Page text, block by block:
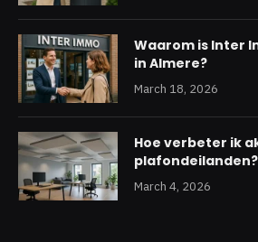
Waarom is Inter
in Almere?
March 18, 2026
Hoe verbeter ik
plafondeilanden?
March 4, 2026